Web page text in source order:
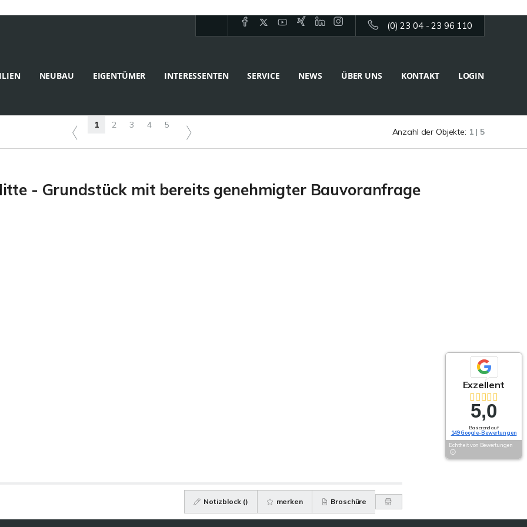
(0) 23 04 - 23 96 110
NEUBAU EIGENTÜMER INTERESSENTEN SERVICE NEWS ÜBER UNS KONTAKT LOGIN
1 2 3 4 5
Anzahl der Objekte: 1 | 5
- Grundstück mit bereits genehmigter Bauvoranfrage
Notizblock () merken Broschüre
Exzellent
5,0
Basierend auf
149 Google-Bewertungen
Echtheit von Bewertungen